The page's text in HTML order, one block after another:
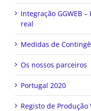
Integração GGWEB
real
Medidas de
Os nossos parceiros
Portugal 2020
Registo de Produção